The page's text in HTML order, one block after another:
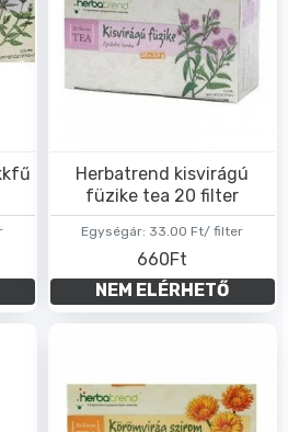
Egységár: 33.00 Ft/ filter
Herbatrend kisvirágú
füzike tea 20 filter
660Ft
NEM ELÉRHETŐ